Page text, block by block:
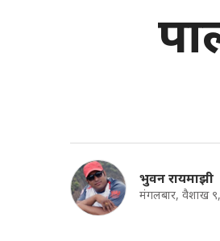
भुवन रायमाझी
मंगलबार, वैशाख